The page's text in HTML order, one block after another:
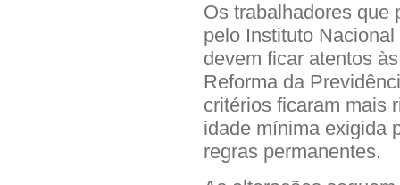
Os trabalhadores que
pelo Instituto
devem ficar atentos
Reforma da
critérios ficaram mais
idade mínima exigida
regras permanentes.